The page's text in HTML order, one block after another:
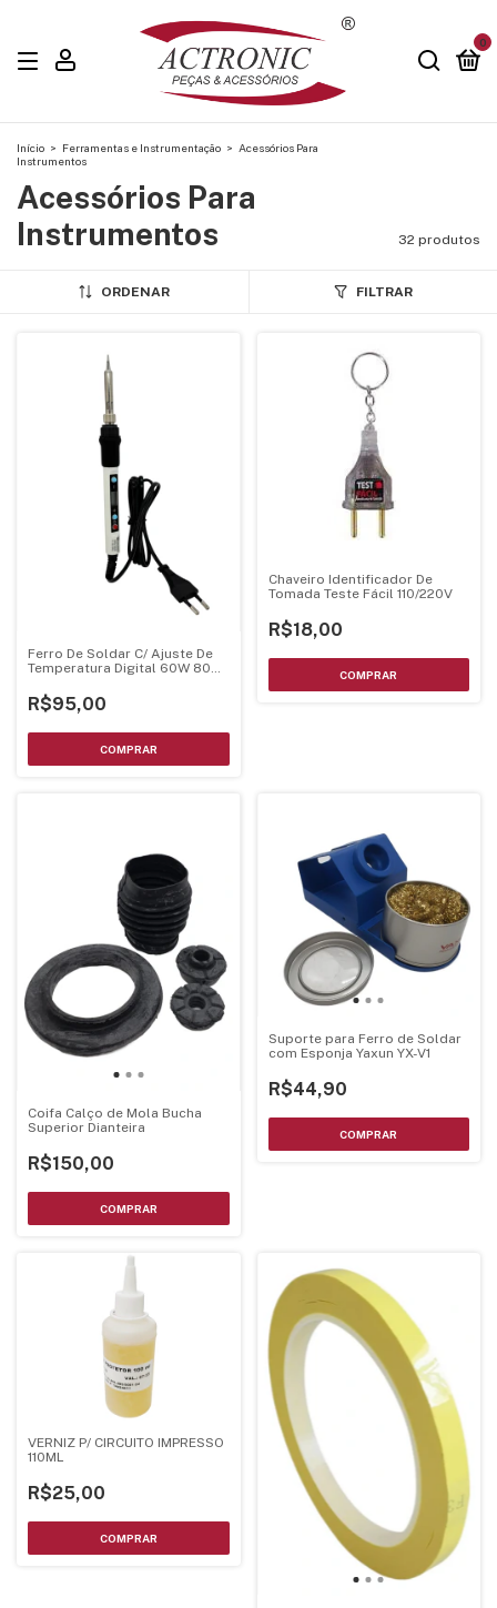
0
Início > Ferramentas e Instrumentação > Acessórios Para
Instrumentos
Acessórios Para
Instrumentos
32 produtos
ORDENAR FILTRAR
Ferro De Soldar C/ Ajuste De
Temperatura Digital 60W 80W
R$95,00
Chaveiro Identificador De
Tomada Teste Fácil 110/220V
R$18,00
Coifa Calço de Mola Bucha
Superior Dianteira
R$150,00
Suporte para Ferro de Soldar
com Esponja Yaxun YX-V1
R$44,90
VERNIZ P/ CIRCUITO IMPRESSO
110ML
R$25,00